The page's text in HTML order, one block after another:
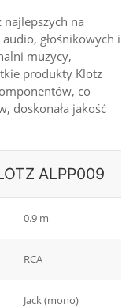
na
głośnikowych i
muzycy,
produkty Klotz
co
doskonała jakość
ALPP009
0.9 m
RCA
Jack (mono)